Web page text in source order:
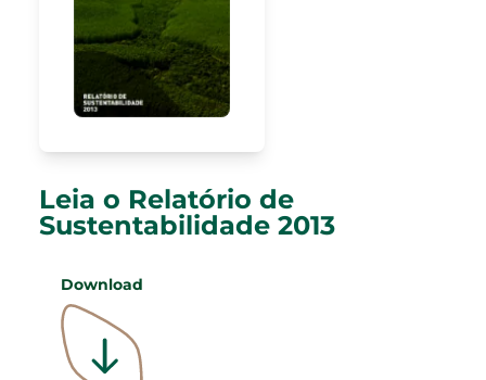
Leia o Relatório de
Sustentabilidade 2013
Download